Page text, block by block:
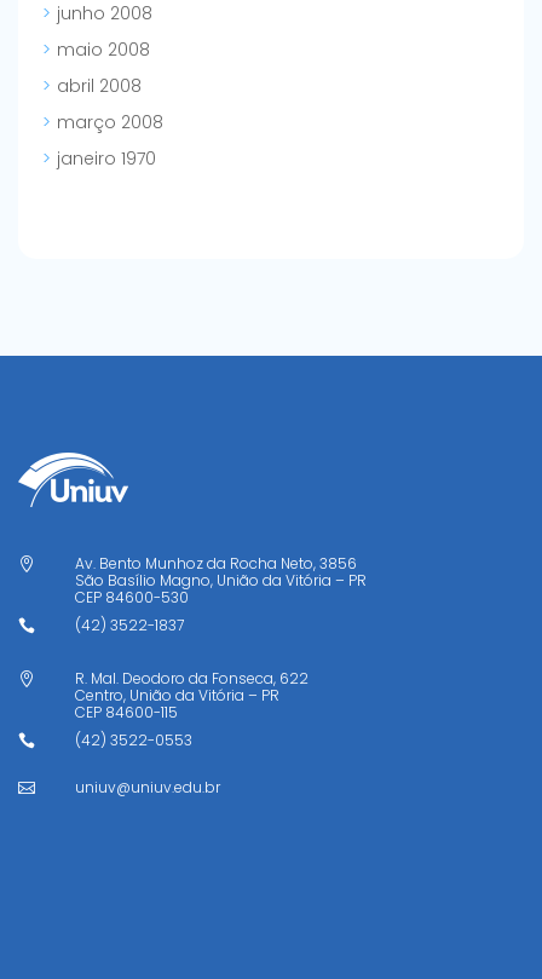
junho 2008
maio 2008
abril 2008
março 2008
janeiro 1970

Av. Bento Munhoz da Rocha Neto, 3856
São Basílio Magno, União da Vitória – PR
CEP 84600-530
 (42) 3522-1837

R. Mal. Deodoro da Fonseca, 622
Centro, União da Vitória – PR
CEP 84600-115
 (42) 3522-0553
 uniuv@uniuv.edu.br